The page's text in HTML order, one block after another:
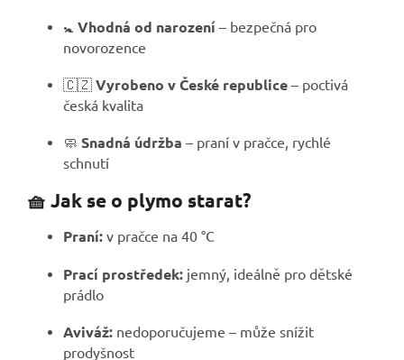
🚼 Vhodná od narození – bezpečná pro
novorozence
🇨🇿 Vyrobeno v České republice – poctivá
česká kvalita
🧼 Snadná údržba – praní v pračce, rychlé
schnutí
🧺 Jak se o plymo starat?
Praní: v pračce na 40 °C
Prací prostředek: jemný, ideálně pro dětské
prádlo
Aviváž: nedoporučujeme – může snížit
prodyšnost